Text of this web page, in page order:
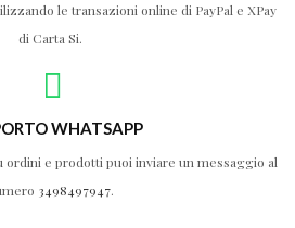
le transazioni online di PayPal e XPay
di Carta Si.
WHATSAPP
ordini e prodotti puoi inviare un messaggio al
3498497947.